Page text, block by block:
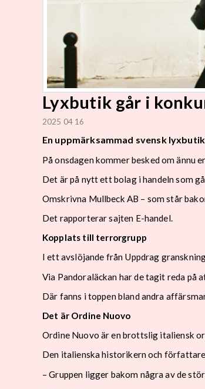
Lyxbutik går i
2025 04 16
En uppmärksammad svensk
På onsdagen kommer besked om ännu
Det är på nytt ett bolag i handeln som
Omskrivna Mullbeck AB – som står
Det rapporterar sajten E-handel.
Kopplats till terrorgrupp
I ett avslöjande från Uppdrag
Via Pandoraläckan har de tagit reda på
Där fanns i toppen bland andra
Det är Ordine Nuovo
Ordine Nuovo är en brottslig italiensk
Den italienska historikern och
– Gruppen ligger bakom några av de